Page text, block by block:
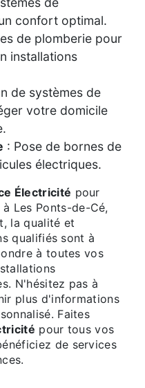
confort optimal.
de plomberie pour
installations
de systèmes de
votre domicile
: Pose de bornes de
électriques.
Électricité pour
à Les Ponts-de-Cé,
la qualité et
qualifiés sont à
à toutes vos
N'hésitez pas à
plus d'informations
Faites
pour tous vos
de services